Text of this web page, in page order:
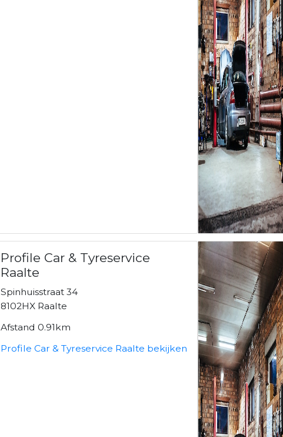
Profile Car & Tyreservice
Raalte
Spinhuisstraat 34
8102HX Raalte
Afstand 0.91km
Profile Car & Tyreservice Raalte bekijken